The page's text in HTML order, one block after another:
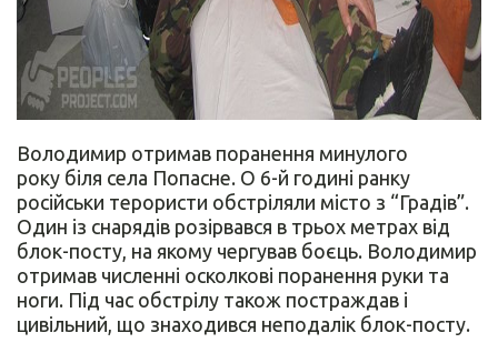
Володимир отримав поранення минулого
року біля села Попасне. О 6-й годині ранку
російськи терористи обстріляли місто з “Градів”.
Один із снарядів розірвався в трьох метрах від
блок-посту, на якому чергував боєць. Володимир
отримав численні осколкові поранення руки та
ноги. Під час обстрілу також постраждав і
цивільний, що знаходився неподалік блок-посту.